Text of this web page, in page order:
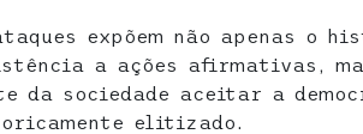
expõem não apenas o
a ações afirmativas,
da sociedade aceitar a
elitizado.